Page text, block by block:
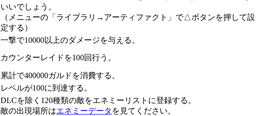
いいでしょう。
（メニューの「ライブラリ→アーティファクト」で△ボタンを押して設
定する）
一撃で10000以上のダメージを与える。
カウンターレイドを100回行う。
累計で400000ガルドを消費する。
レベルが100に到達する。
DLCを除く120種類の敵をエネミーリストに登録する。
敵の出現場所はエネミーデータ を見てください。